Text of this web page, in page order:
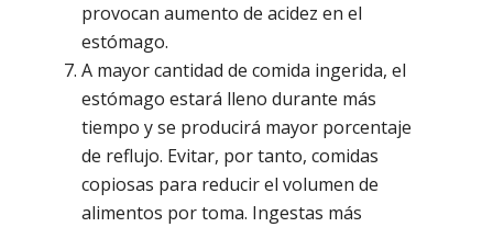
provocan aumento de acidez en el
estómago.
A mayor cantidad de comida ingerida, el
estómago estará lleno durante más
tiempo y se producirá mayor porcentaje
de reflujo. Evitar, por tanto, comidas
copiosas para reducir el volumen de
alimentos por toma. Ingestas más